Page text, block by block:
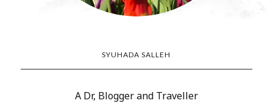
SYUHADA SALLEH
A Dr, Blogger and Traveller